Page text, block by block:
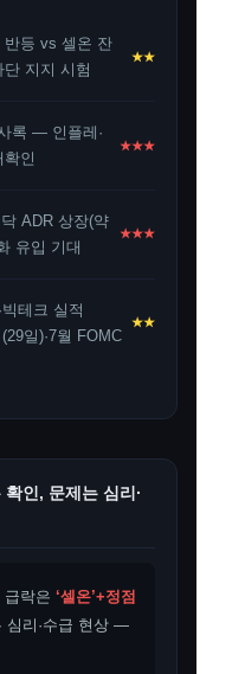
등 vs 셀온 잔
지지 시험
★★
록 — 인플레·
인
★★★
ADR 상장(약
유입 기대
★★★
테크 실적
일)·7월 FOMC
★★
인, 문제는 심리·
락은 ‘셀온’+정점
심리·수급 현상 —